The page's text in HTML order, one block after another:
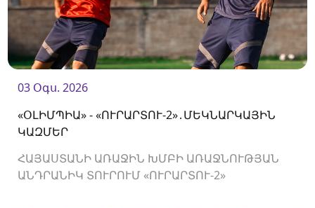
03 Օգս. 2026
«ՕԼԻՄՊԻԱ» - «ՈՒՐԱՐՏՈՒ-2»․ՄԵԿՆԱՐԿԱՅԻՆ
ԿԱԶՄԵՐ
ՀԱՅԱՍՏԱՆԻ ԱՌԱՋԻՆ ԽՄԲԻ ԱՌԱՋՆՈՒԹՅԱՆ
ԱՆԴՐԱՆԻԿ ՏՈՒՐՈՒՄ «ՈՒՐԱՐՏՈՒ-2»